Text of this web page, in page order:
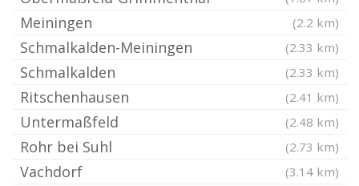
Meiningen (2.2 km)
Schmalkalden-Meiningen (2.33 km)
Schmalkalden (2.33 km)
Ritschenhausen (2.41 km)
Untermaßfeld (2.48 km)
Rohr bei Suhl (2.73 km)
Vachdorf (3.14 km)